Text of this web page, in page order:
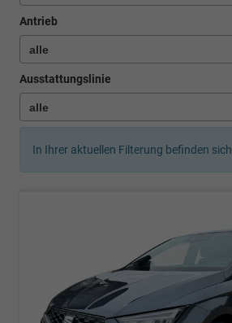
Antrieb
Ausstattungslinie
In Ihrer aktuellen Filterung befinden sich